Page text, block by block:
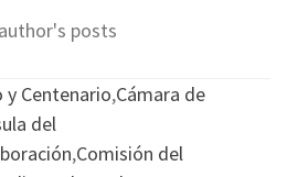
posts
y Centenario,Cámara de
del
,Comisión del